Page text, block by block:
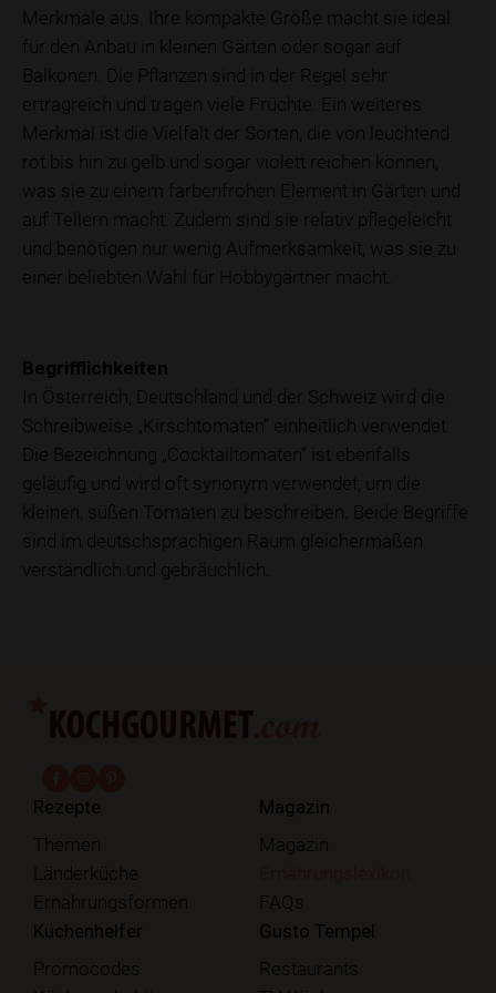
Merkmale aus. Ihre kompakte Größe macht sie ideal
für den Anbau in kleinen Gärten oder sogar auf
Balkonen. Die Pflanzen sind in der Regel sehr
ertragreich und tragen viele Früchte. Ein weiteres
Merkmal ist die Vielfalt der Sorten, die von leuchtend
rot bis hin zu gelb und sogar violett reichen können,
was sie zu einem farbenfrohen Element in Gärten und
auf Tellern macht. Zudem sind sie relativ pflegeleicht
und benötigen nur wenig Aufmerksamkeit, was sie zu
einer beliebten Wahl für Hobbygärtner macht.
Begrifflichkeiten
In Österreich, Deutschland und der Schweiz wird die
Schreibweise „Kirschtomaten“ einheitlich verwendet.
Die Bezeichnung „Cocktailtomaten“ ist ebenfalls
geläufig und wird oft synonym verwendet, um die
kleinen, süßen Tomaten zu beschreiben. Beide Begriffe
sind im deutschsprachigen Raum gleichermaßen
verständlich und gebräuchlich.
Rezepte
Themen
Länderküche
Ernährungsformen
Magazin
Magazin
FAQs
Küchenhelfer
Promocodes
Gusto Tempel
Restaurants